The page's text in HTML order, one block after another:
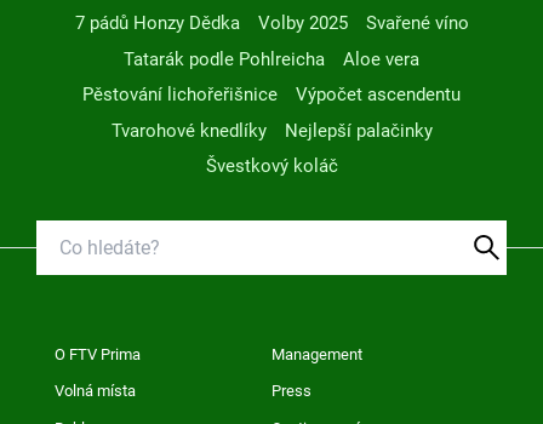
7 pádů Honzy Dědka
Volby 2025
Svařené víno
Tatarák podle Pohlreicha
Aloe vera
Pěstování lichořeřišnice
Výpočet ascendentu
Tvarohové knedlíky
Nejlepší palačinky
Švestkový koláč
O FTV Prima Management
Volná místa Press